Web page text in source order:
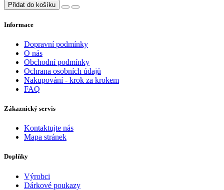
Přidat do košíku
Informace
Dopravní podmínky
O nás
Obchodní podmínky
Ochrana osobních údajů
Nakupování - krok za krokem
FAQ
Zákaznický servis
Kontaktujte nás
Mapa stránek
Doplňky
Výrobci
Dárkové poukazy